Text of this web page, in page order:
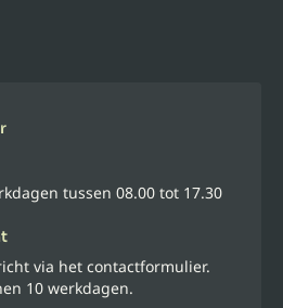
tussen 08.00 tot 17.30
via het contactformulier.
10 werkdagen.